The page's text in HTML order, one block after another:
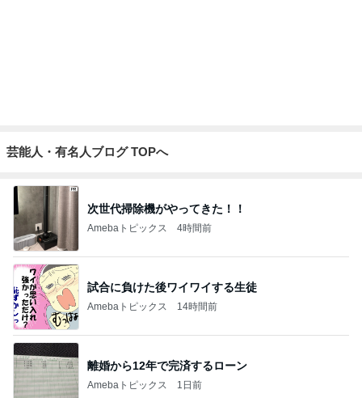
芸能人・有名人ブログ TOPへ
次世代掃除機がやってきた！！
Amebaトピックス 4時間前
試合に負けた後ワイワイする生徒
Amebaトピックス 14時間前
離婚から12年で完済するローン
Amebaトピックス 1日前